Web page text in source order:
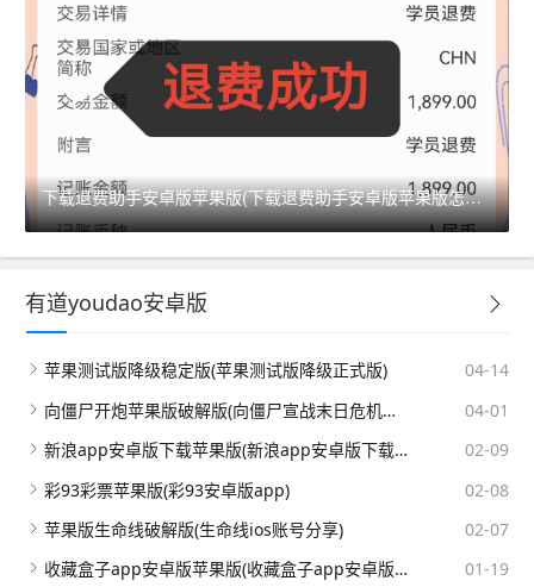
下载退费助手安卓版苹果版(下载退费助手安卓版苹果版怎么下载)
有道youdao安卓版
苹果测试版降级稳定版(苹果测试版降级正式版)
04-14
向僵尸开炮苹果版破解版(向僵尸宣战末日危机破解版)
04-01
新浪app安卓版下载苹果版(新浪app安卓版下载苹果版安装)
02-09
彩93彩票苹果版(彩93安卓版app)
02-08
苹果版生命线破解版(生命线ios账号分享)
02-07
收藏盒子app安卓版苹果版(收藏盒子app安卓版苹果版能用吗)
01-19